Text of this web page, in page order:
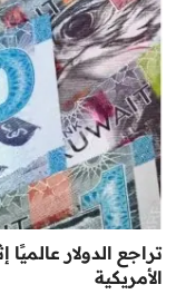
تراجع الدولار
الأمريكية